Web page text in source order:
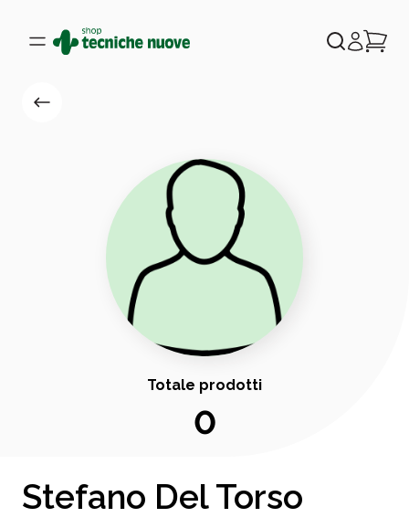
Totale prodotti
0
Stefano Del Torso